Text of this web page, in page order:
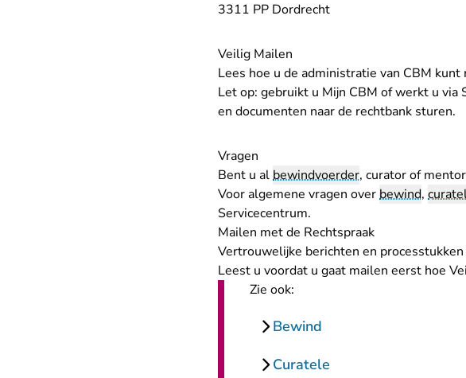
3311 PP Dordrecht
Veilig Mailen
Lees hoe u de administratie van CBM kunt
Let op: gebruikt u Mijn CBM of werkt u via
en documenten naar de rechtbank sturen.
Vragen
Bent u albewindvoerder, curator of
Voor algemene vragen overbewind,
Servicecentrum.
Mailen met de Rechtspraak
Vertrouwelijke berichten en
Leest u voordat u gaat mailen eerst hoe
Zie ook:
Bewind
Curatele